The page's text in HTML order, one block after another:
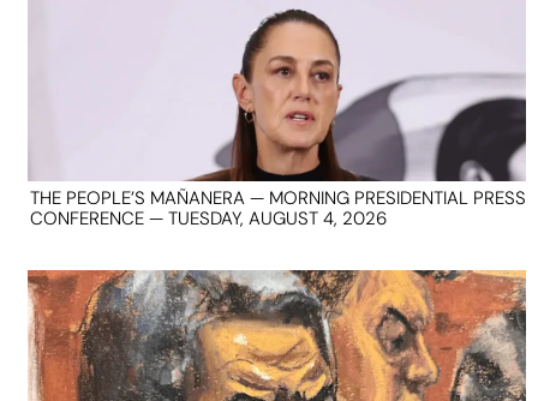
THE PEOPLE’S MAÑANERA — MORNING PRESIDENTIAL PRESS
CONFERENCE — TUESDAY, AUGUST 4, 2026